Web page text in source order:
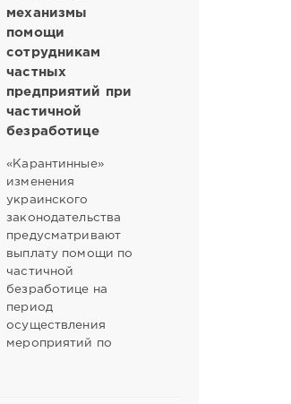
механизмы
помощи
сотрудникам
частных
предприятий при
частичной
безработице
«Карантинные»
изменения
украинского
законодательства
предусматривают
выплату помощи по
частичной
безработице на
период
осуществления
мероприятий по